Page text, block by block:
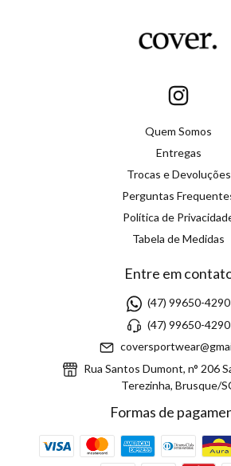
Quem Somos
Entregas
Trocas e Devoluções
Perguntas
Política de
Tabela de Medidas
Entre em
(47) 99650-4290
(47) 99650-4290
Rua Santos Dumont, n° 206
Terezinha, Brusque/
Formas de